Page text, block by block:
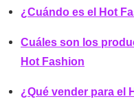
¿Cuándo es el Hot
Cuáles son los
Hot Fashion
¿Qué vender para el